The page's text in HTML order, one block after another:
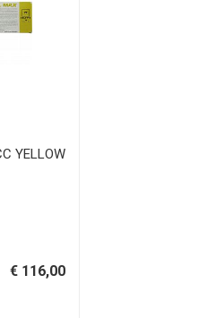
YELLOW
€ 116,00